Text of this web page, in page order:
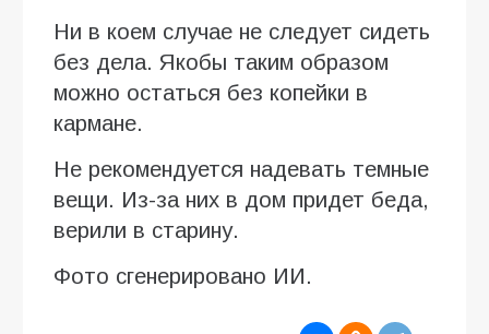
Ни в коем случае не следует сидеть
без дела. Якобы таким образом
можно остаться без копейки в
кармане.
Не рекомендуется надевать темные
вещи. Из-за них в дом придет беда,
верили в старину.
Фото сгенерировано ИИ.